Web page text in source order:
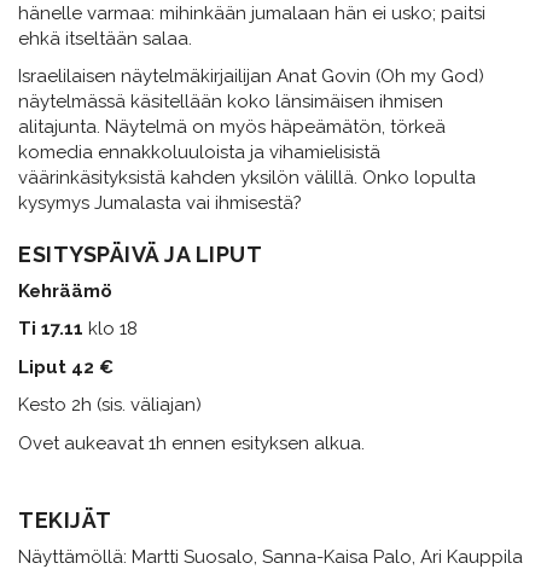
hänelle varmaa: mihinkään jumalaan hän ei usko; paitsi
ehkä itseltään salaa.
Israelilaisen näytelmäkirjailijan Anat Govin (Oh my God)
näytelmässä käsitellään koko länsimäisen ihmisen
alitajunta. Näytelmä on myös häpeämätön, törkeä
komedia ennakkoluuloista ja vihamielisistä
väärinkäsityksistä kahden yksilön välillä. Onko lopulta
kysymys Jumalasta vai ihmisestä?
ESITYSPÄIVÄ JA LIPUT
Kehräämö
Ti 17.11 klo 18
Liput 42 €
Kesto 2h (sis. väliajan)
Ovet aukeavat 1h ennen esityksen alkua.
TEKIJÄT
Näyttämöllä: Martti Suosalo, Sanna-Kaisa Palo, Ari Kauppila